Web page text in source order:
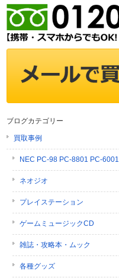
ブログカテゴリー
買取事例
NEC PC-98 PC-8801 PC-6001
ネオジオ
プレイステーション
ゲームミュージックCD
雑誌・攻略本・ムック
各種グッズ